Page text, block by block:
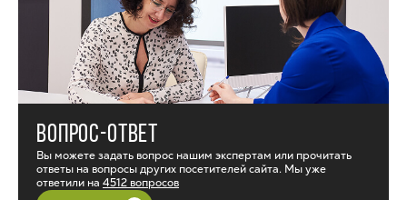
ВОПРОС-ОТВЕТ
Вы можете задать вопрос нашим экспертам или прочитать
ответы на вопросы других посетителей сайта. Мы уже
ответили на 4512 вопросов